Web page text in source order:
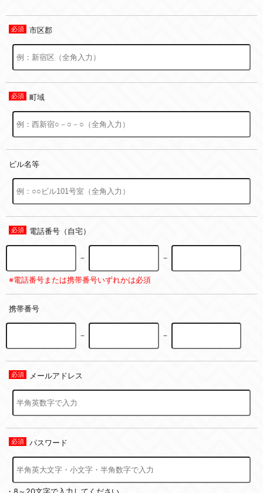
市区郡
町域
ビル名等
電話番号（自宅）
－ －
※電話番号または携帯番号いずれかは必須
携帯番号
－ －
メールアドレス
パスワード
・8～20文字で入力してください。